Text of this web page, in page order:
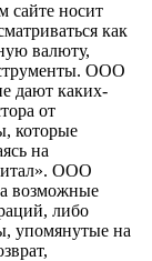
сайте носит
как
валюту,
ООО
дают каких-
от
которые
на
ООО
возможные
либо
упомянутые на